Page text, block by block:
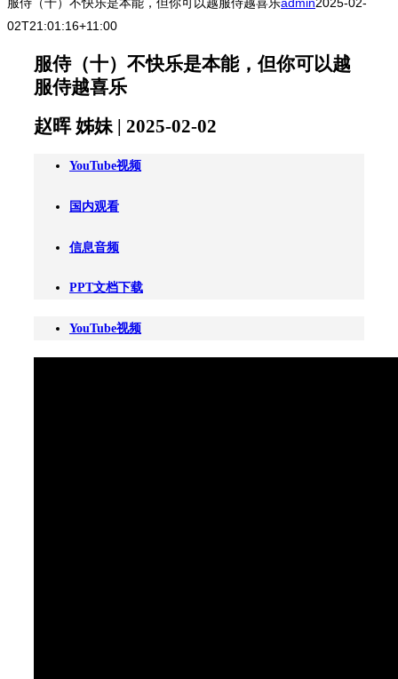
02T21:01:16+11:00
服侍（十）不快乐是本能，但你可以越
服侍越喜乐
赵晖 姊妹 | 2025-02-02
YouTube视频
国内观看
信息音频
PPT文档下载
YouTube视频